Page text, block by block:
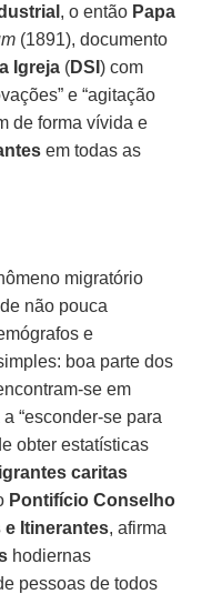
, o então Papa
(1891), documento
Igreja (DSI) com
e “agitação
de forma vívida e
em todas as
migratório
não pouca
e
boa parte dos
se em
“esconder-se para
obter estatísticas
caritas
Pontifício Conselho
e Itinerantes, afirma
hodiernas
pessoas de todos